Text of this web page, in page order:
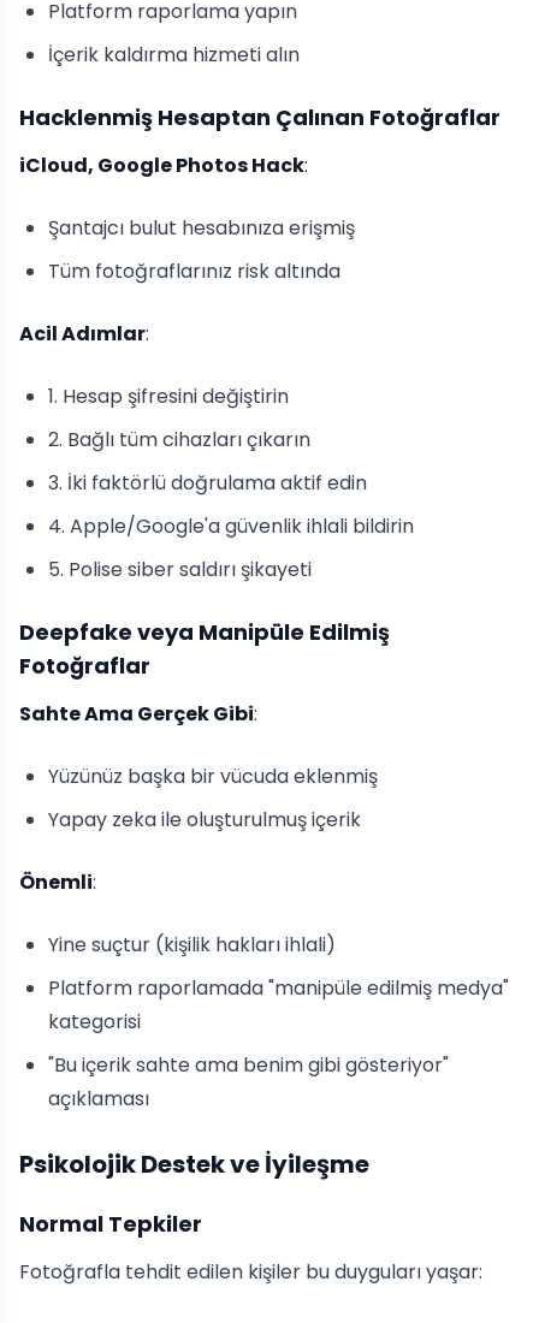
Platform raporlama yapın
İçerik kaldırma hizmeti alın
Hacklenmiş Hesaptan Çalınan Fotoğraflar
iCloud, Google Photos Hack:
Şantajcı bulut hesabınıza erişmiş
Tüm fotoğraflarınız risk altında
Acil Adımlar:
1. Hesap şifresini değiştirin
2. Bağlı tüm cihazları çıkarın
3. İki faktörlü doğrulama aktif edin
4. Apple/Google'a güvenlik ihlali bildirin
5. Polise siber saldırı şikayeti
Deepfake veya Manipüle Edilmiş
Fotoğraflar
Sahte Ama Gerçek Gibi:
Yüzünüz başka bir vücuda eklenmiş
Yapay zeka ile oluşturulmuş içerik
Önemli:
Yine suçtur (kişilik hakları ihlali)
Platform raporlamada "manipüle edilmiş medya"
kategorisi
"Bu içerik sahte ama benim gibi gösteriyor"
açıklaması
Psikolojik Destek ve İyileşme
Normal Tepkiler
Fotoğrafla tehdit edilen kişiler bu duyguları yaşar: